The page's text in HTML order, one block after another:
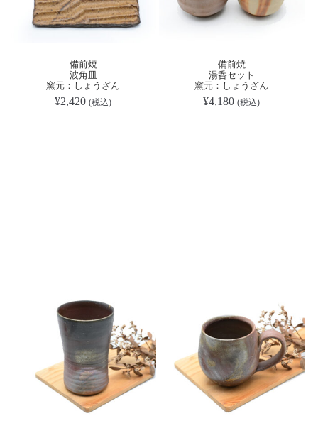
備前焼
波角皿
窯元：しょうざん
¥2,420 (税込)
備前焼
湯呑セット
窯元：しょうざん
¥4,180 (税込)